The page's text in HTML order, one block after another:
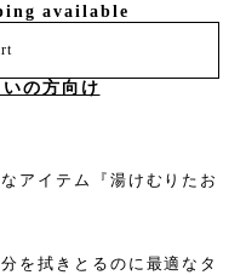
available
の方向け
アイテム『湯けむりたお
を拭きとるのに最適なタ